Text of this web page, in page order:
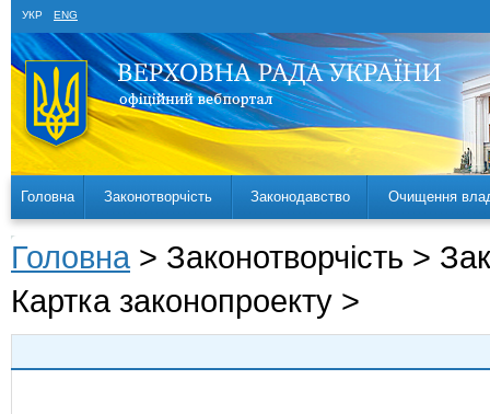
УКР ENG
Головна Законотворчість Законодавство Очищення
Головна > Законотворчість >
Картка законопроекту >